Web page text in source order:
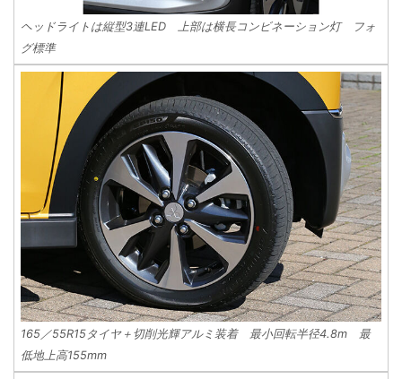
ヘッドライトは縦型3連LED 上部は横長コンビネーション灯 フォ
グ標準
165／55R15タイヤ＋切削光輝アルミ装着 最小回転半径4.8m 最
低地上高155mm